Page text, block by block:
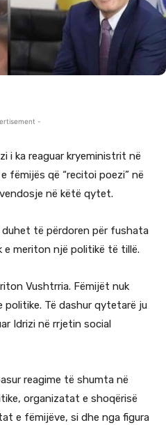
-
i ka reaguar kryeministrit në
fëmijës që “recitoi poezi” në
në këtë qytet.
të përdoren për fushata
e meriton një politikë të tillë.
Vushtrria. Fëmijët nuk
politike. Të dashur qytetarë ju
Idrizi në rrjetin social
reagime të shumta në
organizatat e shoqërisë
e fëmijëve, si dhe nga figura